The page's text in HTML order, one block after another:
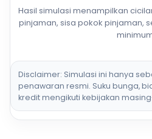
Hasil simulasi menampilkan
pinjaman, sisa pokok pinjaman,
Disclaimer: Simulasi ini hanya
penawaran resmi. Suku bunga,
kredit mengikuti kebijakan